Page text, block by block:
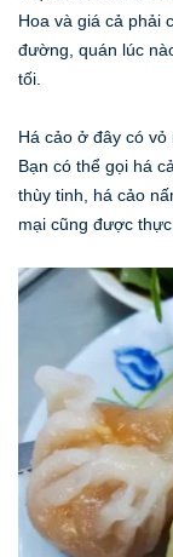
Hoa và giá cả phải
đường, quán lúc
tối.
Há cảo ở đây có vỏ
Bạn có thể gọi há
thùy tinh, há cảo
mại cũng được